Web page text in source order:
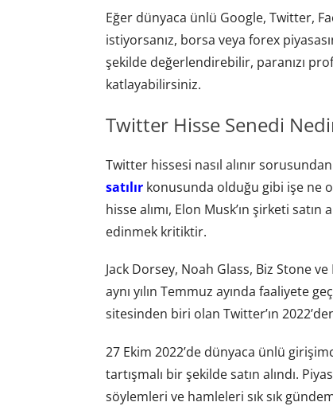
Eğer dünyaca ünlü Google, Twitter,
istiyorsanız, borsa veya forex
şekilde değerlendirebilir, paranızı
katlayabilirsiniz.
Twitter Hisse Senedi
Twitter hissesi nasıl alınır
satılırkonusunda olduğu gibi işe ne
hisse alımı, Elon Musk’ın şirketi
edinmek kritiktir.
Jack Dorsey, Noah Glass, Biz Stone
aynı yılın Temmuz ayında faaliyete
sitesinden biri olan Twitter’ın
27 Ekim 2022’de dünyaca ünlü
tartışmalı bir şekilde satın alındı.
söylemleri ve hamleleri sık sık